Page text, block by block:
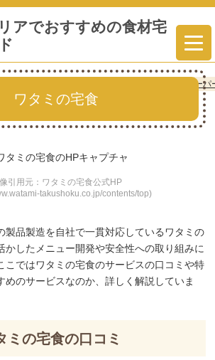
アでおすすめの食材宅
材宅配ガイド 三河エリアの食材宅配＆ネットスーパ
ワタミの宅食
引用元：ワタミの宅食公式HP
takushoku.co.jp/contents/top)
製品製造を自社で一貫対応しているワタミの
かしたメニュー開発や安全性への取り組みに
こではワタミの宅食のサービスの口コミや特
めのサービスなのか、詳しく解説していま
ミの宅食の口コミ